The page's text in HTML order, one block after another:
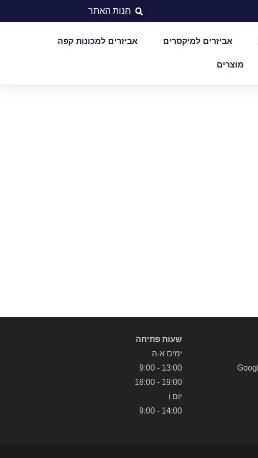
חנות האתר
אביזרים למיקסרים אביזרים למכונות קפה
מוצרים
שעות פתיחה
ימים א-ה
13:00 - 9:00
19:00 - 16:00
יום ו
14:00 - 9:00